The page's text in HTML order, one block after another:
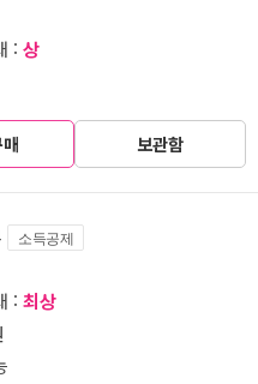
: 상
보관함
소득공제
: 최상